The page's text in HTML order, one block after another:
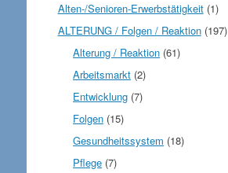
Alten-/Senioren-Erwerbstätigkeit(1)
ALTERUNG / Folgen / Reaktion(197)
Alterung / Reaktion (61)
Arbeitsmarkt (2)
Entwicklung (7)
Folgen (15)
Gesundheitssystem (18)
Pflege (7)